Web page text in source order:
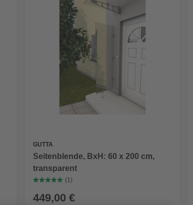
GUTTA
Seitenblende, BxH: 60 x 200 cm,
transparent
(1)
449,00 €